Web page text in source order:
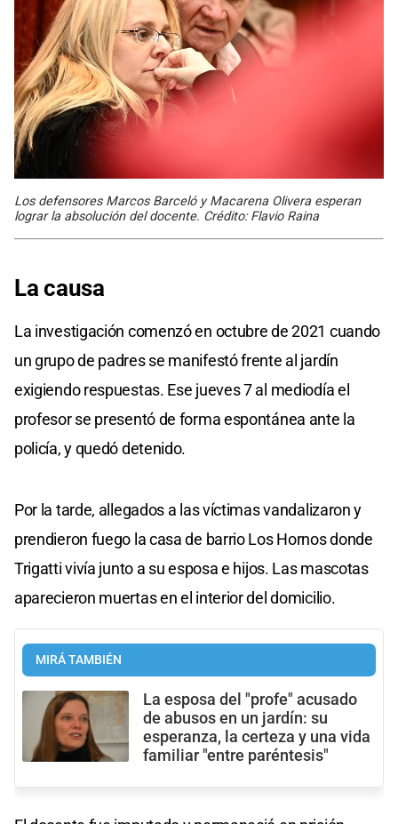
Los defensores Marcos Barceló y Macarena Olivera esperan
lograr la absolución del docente. Crédito: Flavio Raina
La causa
La investigación comenzó en octubre de 2021 cuando
un grupo de padres se manifestó frente al jardín
exigiendo respuestas. Ese jueves 7 al mediodía el
profesor se presentó de forma espontánea ante la
policía, y quedó detenido.
Por la tarde, allegados a las víctimas vandalizaron y
prendieron fuego la casa de barrio Los Hornos donde
Trigatti vivía junto a su esposa e hijos. Las mascotas
aparecieron muertas en el interior del domicilio.
MIRÁ TAMBIÉN
La esposa del "profe" acusado
de abusos en un jardín: su
esperanza, la certeza y una vida
familiar "entre paréntesis"